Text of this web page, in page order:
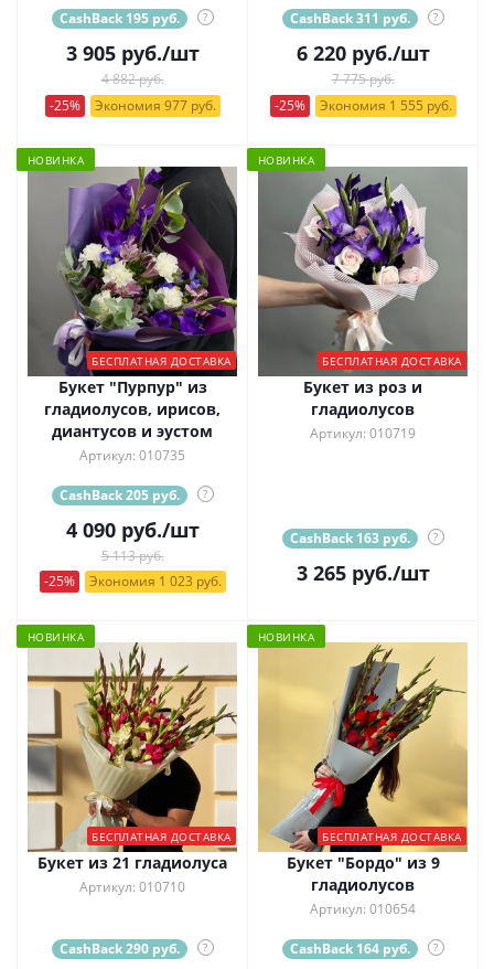
CashBack 195 руб. ?
3 905руб./шт
4 882 руб.
-25%
Экономия 977 руб.
CashBack 311 руб. ?
6 220руб./шт
7 775 руб.
-25%
Экономия 1 555 руб.
НОВИНКА
БЕСПЛАТНАЯ ДОСТАВКА
Букет "Пурпур" из
гладиолусов, ирисов,
диантусов и эустом
Артикул: 010735
CashBack 205 руб. ?
4 090руб./шт
5 113 руб.
-25%
Экономия 1 023 руб.
НОВИНКА
БЕСПЛАТНАЯ ДОСТАВКА
Букет из роз и
гладиолусов
Артикул: 010719
CashBack 163 руб. ?
3 265руб./шт
НОВИНКА
БЕСПЛАТНАЯ ДОСТАВКА
Букет из 21 гладиолуса
Артикул: 010710
CashBack 290 руб. ?
НОВИНКА
БЕСПЛАТНАЯ ДОСТАВКА
Букет "Бордо" из 9
гладиолусов
Артикул: 010654
CashBack 164 руб. ?